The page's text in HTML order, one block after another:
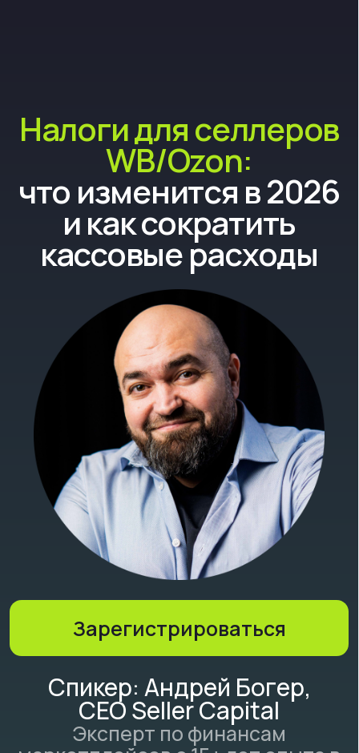
Спикер: Андрей Богер,
CEO Seller Capital
маркетплейсов с 15+ лет опыта в
банковской сфере (Банк
"Открытие", Росбанк), автор
YouTube-канала о WB/Ozon
WB/Ozon:
что изменится в 2026
и как сократить
кассовые расходы
Зарегистрироваться
Разберём:
ошибки в налоговом учёте,
которые могут привести к